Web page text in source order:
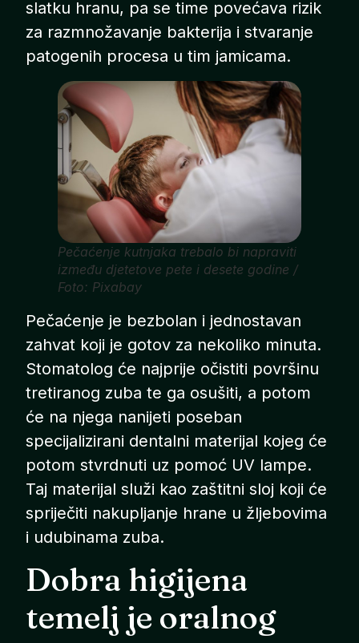
slatku hranu, pa se time povećava rizik
za razmnožavanje bakterija i stvaranje
patogenih procesa u tim jamicama.
Pečaćenje kutnjaka trebalo bi napraviti
između djetetove pete i desete godine /
Foto: Pixabay
Pečaćenje je bezbolan i jednostavan
zahvat koji je gotov za nekoliko minuta.
Stomatolog će najprije očistiti površinu
tretiranog zuba te ga osušiti, a potom
će na njega nanijeti poseban
specijalizirani dentalni materijal kojeg će
potom stvrdnuti uz pomoć UV lampe.
Taj materijal služi kao zaštitni sloj koji će
spriječiti nakupljanje hrane u žljebovima
i udubinama zuba.
Dobra higijena
temelj je oralnog